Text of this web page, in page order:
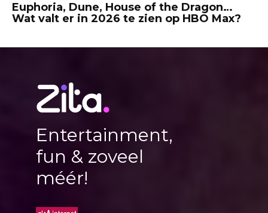
Euphoria, Dune, House of the Dragon…
Wat valt er in 2026 te zien op HBO Max?
Entertainment,
fun & zoveel
méér!